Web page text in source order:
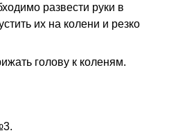
развести руки в
их на колени и резко
голову к коленям.